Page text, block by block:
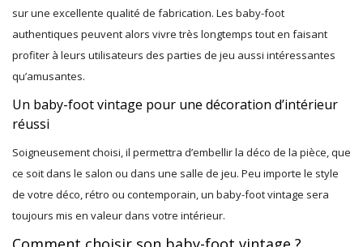
sur une excellente qualité de fabrication. Les baby-foot
authentiques peuvent alors vivre très longtemps tout en faisant
profiter à leurs utilisateurs des parties de jeu aussi intéressantes
qu’amusantes.
Un baby-foot vintage pour une décoration d’intérieur
réussi
Soigneusement choisi, il permettra d’embellir la déco de la pièce, que
ce soit dans le salon ou dans une salle de jeu. Peu importe le style
de votre déco, rétro ou contemporain, un baby-foot vintage sera
toujours mis en valeur dans votre intérieur.